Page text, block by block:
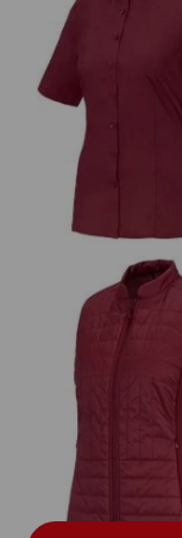
Business-blouse
e.s. Funct.
thermostretch